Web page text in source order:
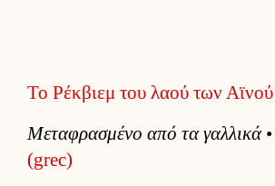
Το Ρέκβιεμ του λαού των Αϊνού
Μεταφρασμένο από τα γαλ­λικά•
(grec)